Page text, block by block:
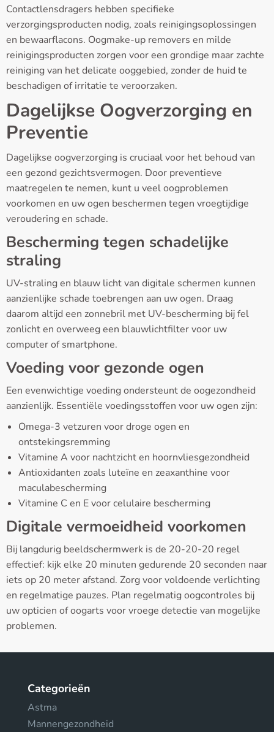
Contactlensdragers hebben specifieke
verzorgingsproducten nodig, zoals reinigingsoplossingen
en bewaarflacons. Oogmake-up removers en milde
reinigingsproducten zorgen voor een grondige maar zachte
reiniging van het delicate ooggebied, zonder de huid te
beschadigen of irritatie te veroorzaken.
Dagelijkse Oogverzorging en
Preventie
Dagelijkse oogverzorging is cruciaal voor het behoud van
een gezond gezichtsvermogen. Door preventieve
maatregelen te nemen, kunt u veel oogproblemen
voorkomen en uw ogen beschermen tegen vroegtijdige
veroudering en schade.
Bescherming tegen schadelijke
straling
UV-straling en blauw licht van digitale schermen kunnen
aanzienlijke schade toebrengen aan uw ogen. Draag
daarom altijd een zonnebril met UV-bescherming bij fel
zonlicht en overweeg een blauwlichtfilter voor uw
computer of smartphone.
Voeding voor gezonde ogen
Een evenwichtige voeding ondersteunt de oogezondheid
aanzienlijk. Essentiële voedingsstoffen voor uw ogen zijn:
Omega-3 vetzuren voor droge ogen en
ontstekingsremming
Vitamine A voor nachtzicht en hoornvliesgezondheid
Antioxidanten zoals luteïne en zeaxanthine voor
maculabescherming
Vitamine C en E voor celulaire bescherming
Digitale vermoeidheid voorkomen
Bij langdurig beeldschermwerk is de 20-20-20 regel
effectief: kijk elke 20 minuten gedurende 20 seconden naar
iets op 20 meter afstand. Zorg voor voldoende verlichting
en regelmatige pauzes. Plan regelmatig oogcontroles bij
uw opticien of oogarts voor vroege detectie van mogelijke
problemen.
Categorieën
Astma
Mannengezondheid